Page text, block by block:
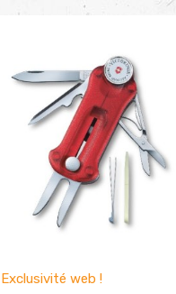
Exclusivité web !